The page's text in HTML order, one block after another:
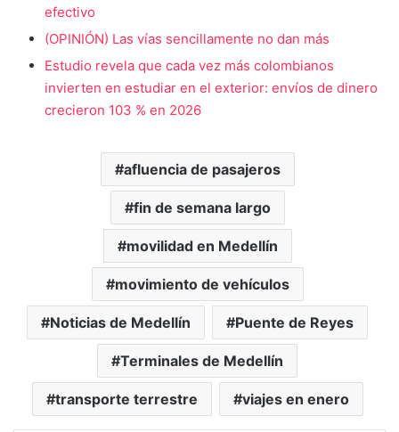
efectivo
(OPINIÓN) Las vías sencillamente no dan más
Estudio revela que cada vez más colombianos
invierten en estudiar en el exterior: envíos de dinero
crecieron 103 % en 2026
afluencia de pasajeros
fin de semana largo
movilidad en Medellín
movimiento de vehículos
Noticias de Medellín Puente de Reyes
Terminales de Medellín
transporte terrestre viajes en enero